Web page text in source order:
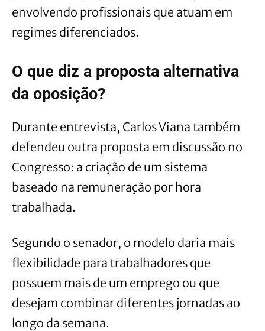
envolvendo profissionais que atuam em
regimes diferenciados.
O que diz a proposta alternativa
da oposição?
Durante entrevista, Carlos Viana também
defendeu outra proposta em discussão no
Congresso: a criação de um sistema
baseado na remuneração por hora
trabalhada.
Segundo o senador, o modelo daria mais
flexibilidade para trabalhadores que
possuem mais de um emprego ou que
desejam combinar diferentes jornadas ao
longo da semana.